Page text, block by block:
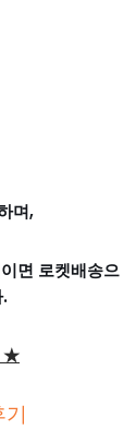
며,
면 로켓배송으
★